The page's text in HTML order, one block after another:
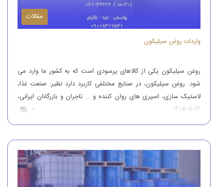
مقالات
واردات روغن سیلیکون
روغن سیلیکون یکی از کالاهای پرسودی است که به کشور ما وارد می
شود. روغن سیلیکون، در صنایع مختلفی کاربرد دارد نظیر: صنعت غذا،
لاستیک سازی، اسپری های روان کننده و … تاجران و بازرگانان ایرانی،
این محصول را از کشورهای همچون آلمان، ایتالیا، ترکیه و چین وارد
کشور می کنند تا بدین طریق نیاز […]
1405-5-14
0